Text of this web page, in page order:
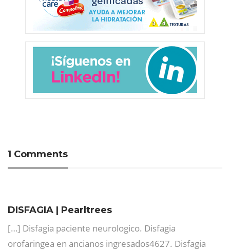
1 Comments
DISFAGIA | Pearltrees
[…] Disfagia paciente neurologico. Disfagia
orofaringea en ancianos ingresados4627. Disfagia